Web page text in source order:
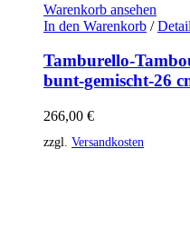
Warenkorb ansehen
In den Warenkorb /
Tamburello-
bunt-gemischt-26
266,00 €
zzgl. Versandkosten